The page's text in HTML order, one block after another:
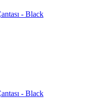
- Black
- Black